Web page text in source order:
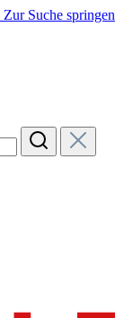
Zur Suche springen